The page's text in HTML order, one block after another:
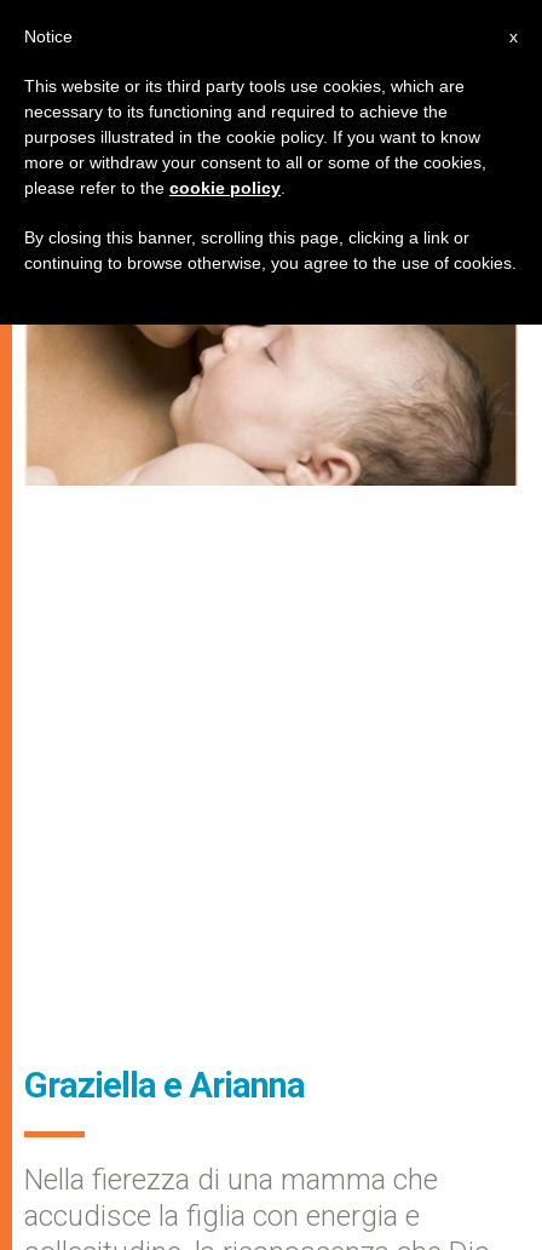
SPIRITUALITÀ E PREGHIERA
Graziella e Arianna
Nella fierezza di una mamma che
accudisce la figlia con energia e
x
Notice
This website or its third party tools use cookies, which are
necessary to its functioning and required to achieve the
purposes illustrated in the cookie policy. If you want to know
more or withdraw your consent to all or some of the cookies,
please refer to the cookie policy
By closing this banner, scrolling this page, clicking a link or
continuing to browse otherwise, you agree to the use of cookies.